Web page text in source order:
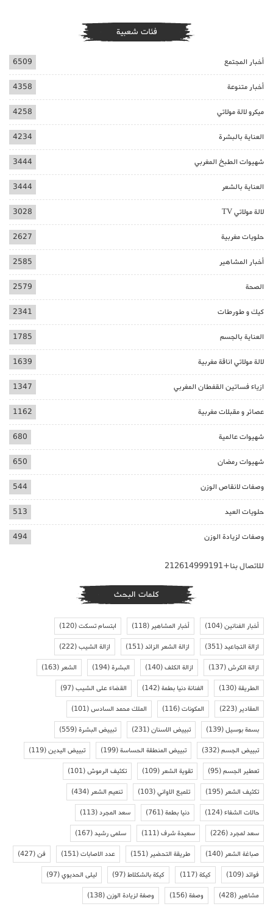
فئات شعبية
أخبار المجتمع 6509
أخبار متنوعة 4358
ميكرو لالة مولاتي 4258
العناية بالبشرة 4234
شهيوات الطبخ المغربي 3444
العناية بالشعر 3444
لالة مولاتي TV 3028
حلويات مغربية 2627
أخبار المشاهير 2585
الصحة 2579
كيك و طورطات 2341
العناية بالجسم 1785
لالة مولاتي اناقة مغربية 1639
ازياء فساتين القفطان المغربي 1347
عصائر و مقبلات مغربية 1162
شهيوات عالمية 680
شهيوات رمضان 650
وصفات لانقاص الوزن 544
حلويات العيد 513
وصفات لزيادة الوزن 494
للاتصال بنا+212614999191
كلمات البحث
أخبار الفنانين(104) أخبار المشاهير(118) ابتسام تسكت(120)
ازالة التجاعيد(351) ازالة الشعر الزائد(151) ازالة الشيب(222)
ازالة الكرش(137) ازالة الكلف(140) البشرة(194) الشعر(163)
الطريقة(130) الفنانة دنيا بطمة(142) القضاء على الشيب(97)
المقادير(223) المكونات(116) الملك محمد السادس(101)
بسمة بوسيل(139) تبييض الاسنان(231) تبييض البشرة(559)
تبييض الجسم(332) تبييض المنطقة الحساسة(199) تبييض اليدين(119)
تعطير الجسم(95) تقوية الشعر(109) تكثيف الرموش(101)
تكثيف الشعر(195) تلميع الاواني(103) تنعيم الشعر(434)
حالات الشفاء(124) دنيا بطمة(761) سعد المجرد(113)
سعد لمجرد(226) سعيدة شرف(111) سلمى رشيد(167)
صباغة الشعر(140) طريقة التحضير(151) عدد الاصابات(151) فن(427)
فوائد(109) كيكة(117) كيكة بالشكلاط(97) ليلى الحديوي(97)
مشاهير(428) وصفة(156) وصفة لزيادة الوزن(138)